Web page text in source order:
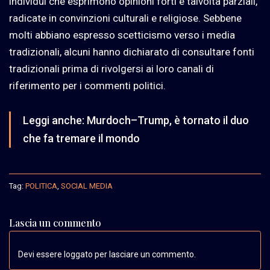
radicate in convinzioni culturali e religiose. Sebbene
molti abbiano espresso scetticismo verso i media
tradizionali, alcuni hanno dichiarato di consultare fonti
tradizionali prima di rivolgersi ai loro canali di
riferimento per i commenti politici.
Leggi anche: Murdoch–Trump, è tornato il duo
che fa tremare il mondo
Tag: POLITICA, SOCIAL MEDIA
Lascia un commento
Devi essere loggato per lasciare un commento.